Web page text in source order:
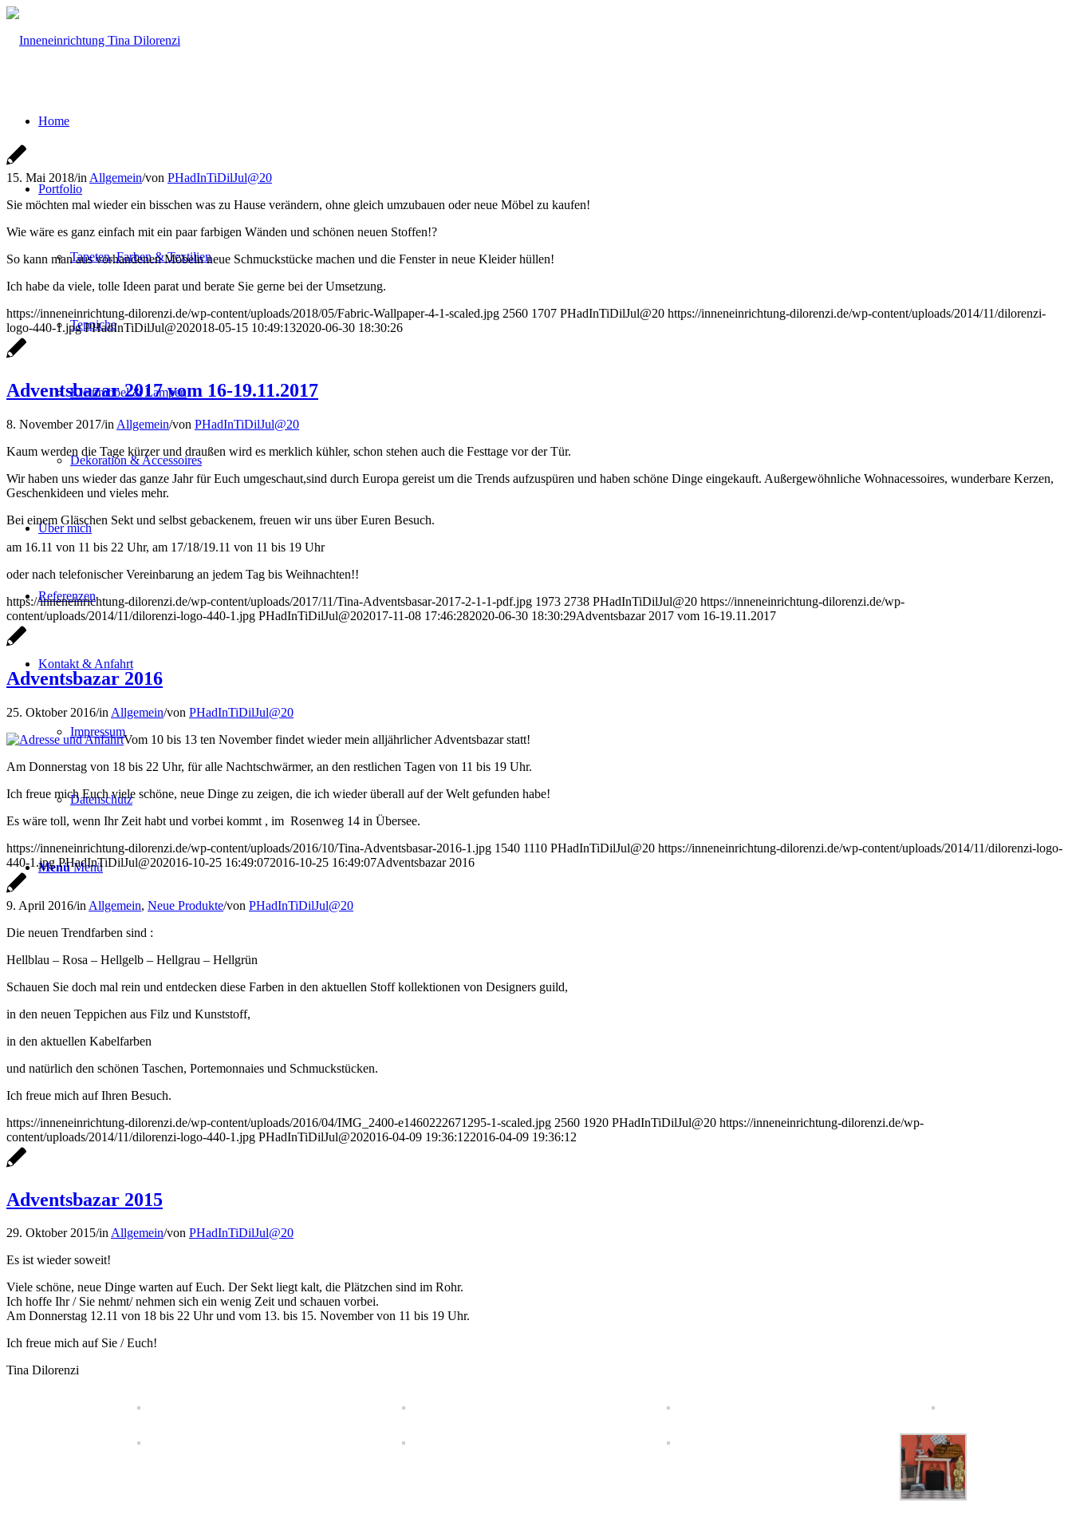
Home
Portfolio
Tapeten, Farben & Textilien
Teppiche
Kleinmöbel & Lampen
Dekoration & Accessoires
Über mich
Referenzen
Kontakt & Anfahrt
Impressum
Datenschutz
Menü Menü
15. Mai 2018/in Allgemein/von PHadInTiDilJul@20
Sie möchten mal wieder ein bisschen was zu Hause verändern, ohne gleich umzubauen oder neue Möbel zu kaufen!
Wie wäre es ganz einfach mit ein paar farbigen Wänden und schönen neuen Stoffen!?
So kann man aus vorhandenen Möbeln neue Schmuckstücke machen und die Fenster in neue Kleider hüllen!
Ich habe da viele, tolle Ideen parat und berate Sie gerne bei der Umsetzung.
https://inneneinrichtung-dilorenzi.de/wp-content/uploads/2018/05/Fabric-Wallpaper-4-1-scaled.jpg 2560 1707 PHadInTiDilJul@20 https://inneneinrichtung-dilorenzi.de/wp-content/uploads/2014/11/dilorenzi-
logo-440-1.jpg PHadInTiDilJul@202018-05-15 10:49:132020-06-30 18:30:26
Adventsbazar 2017 vom 16-19.11.2017
8. November 2017/in Allgemein/von PHadInTiDilJul@20
Kaum werden die Tage kürzer und draußen wird es merklich kühler, schon stehen auch die Festtage vor der Tür.
Wir haben uns wieder das ganze Jahr für Euch umgeschaut,sind durch Europa gereist um die Trends aufzuspüren und haben schöne Dinge eingekauft. Außergewöhnliche Wohnacessoires, wunderbare Kerzen,
Geschenkideen und vieles mehr.
Bei einem Gläschen Sekt und selbst gebackenem, freuen wir uns über Euren Besuch.
am 16.11 von 11 bis 22 Uhr, am 17/18/19.11 von 11 bis 19 Uhr
oder nach telefonischer Vereinbarung an jedem Tag bis Weihnachten!!
https://inneneinrichtung-dilorenzi.de/wp-content/uploads/2017/11/Tina-Adventsbasar-2017-2-1-1-pdf.jpg 1973 2738 PHadInTiDilJul@20 https://inneneinrichtung-dilorenzi.de/wp-
content/uploads/2014/11/dilorenzi-logo-440-1.jpg PHadInTiDilJul@202017-11-08 17:46:282020-06-30 18:30:29Adventsbazar 2017 vom 16-19.11.2017
Adventsbazar 2016
25. Oktober 2016/in Allgemein/von PHadInTiDilJul@20
Vom 10 bis 13 ten November findet wieder mein alljährlicher Adventsbazar statt!
Am Donnerstag von 18 bis 22 Uhr, für alle Nachtschwärmer, an den restlichen Tagen von 11 bis 19 Uhr.
Ich freue mich Euch viele schöne, neue Dinge zu zeigen, die ich wieder überall auf der Welt gefunden habe!
Es wäre toll, wenn Ihr Zeit habt und vorbei kommt , im Rosenweg 14 in Übersee.
https://inneneinrichtung-dilorenzi.de/wp-content/uploads/2016/10/Tina-Adventsbasar-2016-1.jpg 1540 1110 PHadInTiDilJul@20 https://inneneinrichtung-dilorenzi.de/wp-content/uploads/2014/11/dilorenzi-logo-
440-1.jpg PHadInTiDilJul@202016-10-25 16:49:072016-10-25 16:49:07Adventsbazar 2016
9. April 2016/in Allgemein, Neue Produkte/von PHadInTiDilJul@20
Die neuen Trendfarben sind :
Hellblau – Rosa – Hellgelb – Hellgrau – Hellgrün
Schauen Sie doch mal rein und entdecken diese Farben in den aktuellen Stoff kollektionen von Designers guild,
in den neuen Teppichen aus Filz und Kunststoff,
in den aktuellen Kabelfarben
und natürlich den schönen Taschen, Portemonnaies und Schmuckstücken.
Ich freue mich auf Ihren Besuch.
https://inneneinrichtung-dilorenzi.de/wp-content/uploads/2016/04/IMG_2400-e1460222671295-1-scaled.jpg 2560 1920 PHadInTiDilJul@20 https://inneneinrichtung-dilorenzi.de/wp-
content/uploads/2014/11/dilorenzi-logo-440-1.jpg PHadInTiDilJul@202016-04-09 19:36:122016-04-09 19:36:12
Adventsbazar 2015
29. Oktober 2015/inAllgemein/von PHadInTiDilJul@20
Es ist wieder soweit!
Viele schöne, neue Dinge warten auf Euch. Der Sekt liegt kalt, die Plätzchen sind im Rohr.
Ich hoffe Ihr / Sie nehmt/ nehmen sich ein wenig Zeit und schauen vorbei.
Am Donnerstag 12.11 von 18 bis 22 Uhr und vom 13. bis 15. November von 11 bis 19 Uhr.
Ich freue mich auf Sie / Euch!
Tina Dilorenzi